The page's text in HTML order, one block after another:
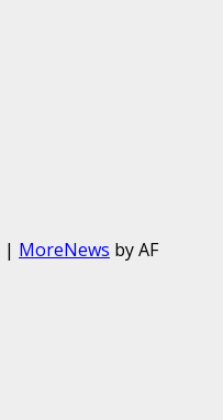
| MoreNews by AF